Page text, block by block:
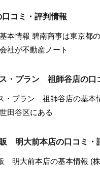
コミ・評判情報
本情報 碧南商事は東京都
社が不動産ノート
・プラン 祖師谷店の口
・プラン 祖師谷店の基
田谷区にある
明大前本店の口コミ・
明大前本店の基本情報 (